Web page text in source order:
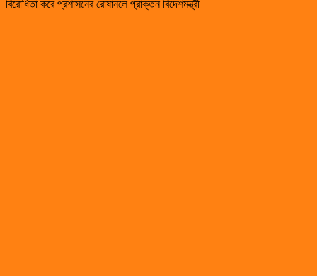
বিরোধিতা করে প্রশাসনের রোষানলে প্রাক্তন বিদেশমন্ত্রী